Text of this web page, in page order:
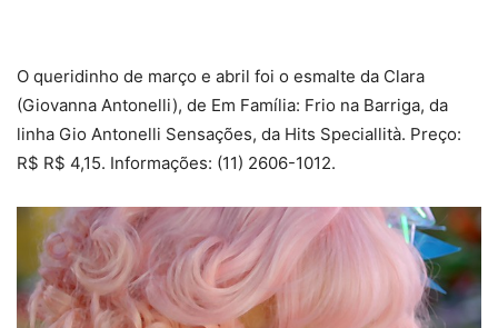
O queridinho de março e abril foi o esmalte da Clara
(Giovanna Antonelli), de Em Família: Frio na Barriga, da
linha Gio Antonelli Sensações, da Hits Speciallità. Preço:
R$ R$ 4,15. Informações: (11) 2606-1012.